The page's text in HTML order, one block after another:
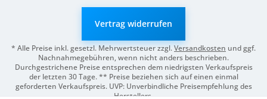
Vertrag widerrufen
* Alle Preise inkl. gesetzl. Mehrwertsteuer zzgl.Versandkosten und ggf.
Nachnahmegebühren, wenn nicht anders beschrieben.
Durchgestrichene Preise entsprechen dem niedrigsten Verkaufspreis
der letzten 30 Tage. ** Preise beziehen sich auf einen einmal
geforderten Verkaufspreis. UVP: Unverbindliche Preisempfehlung des
Herstellers.